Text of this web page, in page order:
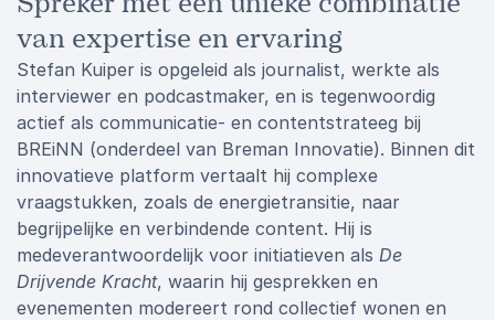
van expertise en ervaring
Stefan Kuiper is opgeleid als journalist, werkte als
interviewer en podcastmaker, en is tegenwoordig
actief als communicatie- en contentstrateeg bij
BREiNN (onderdeel van Breman Innovatie). Binnen dit
innovatieve platform vertaalt hij complexe
vraagstukken, zoals de energietransitie, naar
begrijpelijke en verbindende content. Hij is
medeverantwoordelijk voor initiatieven als De
Drijvende Kracht, waarin hij gesprekken en
evenementen modereert rond collectief wonen en